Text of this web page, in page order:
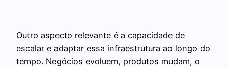
Outro aspecto relevante é a capacidade de
escalar e adaptar essa infraestrutura ao longo do
tempo. Negócios evoluem, produtos mudam, o